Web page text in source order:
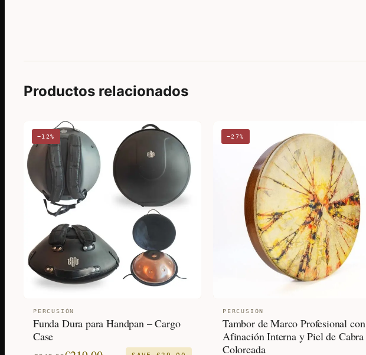
Productos relacionados
−12%
PERCUSIÓN
Funda Dura para Handpan – Cargo
Case
−27%
PERCUSIÓN
Tambor de Marco Profesional con
Afinación Interna y Piel de Cabra
Coloreada